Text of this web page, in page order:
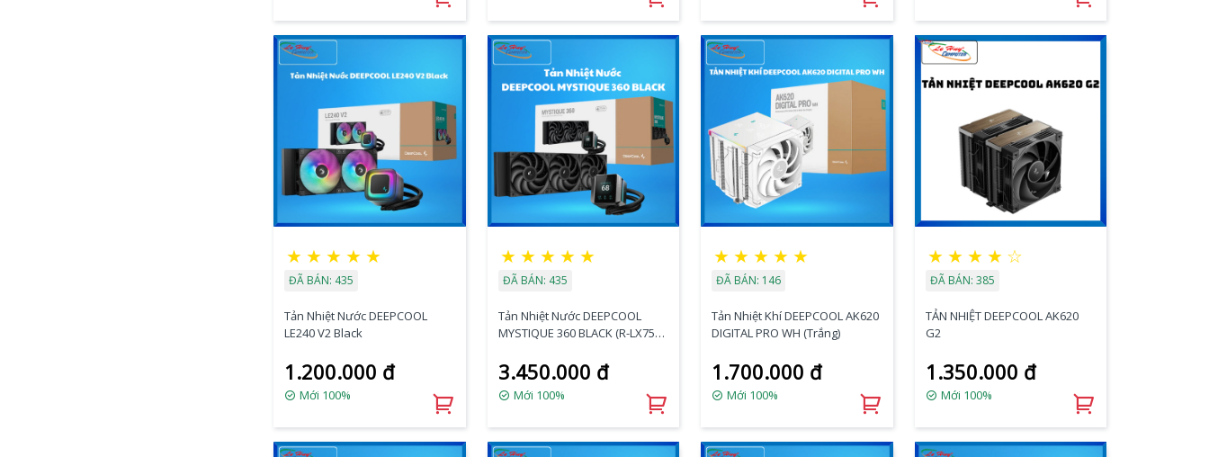
★ ★ ★ ★ ★
ĐÃ BÁN: 435
Tản Nhiệt Nước DEEPCOOL
LE240 V2 Black
1.200.000 đ
Mới 100%
★ ★ ★ ★ ★
ĐÃ BÁN: 435
Tản Nhiệt Nước DEEPCOOL
MYSTIQUE 360 BLACK (R-LX750-
3.450.000 đ
Mới 100%
★ ★ ★ ★ ★
ĐÃ BÁN: 146
Tản Nhiệt Khí DEEPCOOL AK620
DIGITAL PRO WH (Trắng)
1.700.000 đ
Mới 100%
★ ★ ★ ★ ☆
ĐÃ BÁN: 385
TẢN NHIỆT DEEPCOOL AK620
G2
1.350.000 đ
Mới 100%